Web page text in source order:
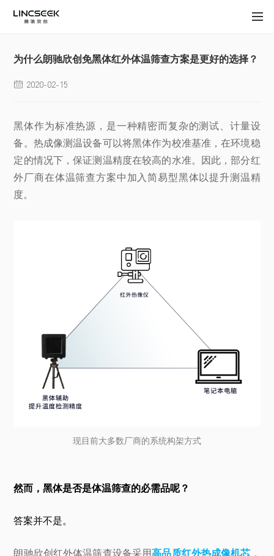
为什么朗驰欣创免黑体红外体温筛查方案是更好的选择？
 2020-02-15
黑体作为标准热源，是一种精密而复杂的测试、计量设
备。热成像测温设备可以将黑体作为校准基准，在环境稳
定的情况下，保证测温精度在较高的水准。因此，部分红
外厂商在体温筛查方案中加入简易型黑体以提升测温精
度。
现目前大多数厂商的系统构架方式
然而，黑体是否是体温筛查的必需品呢？
答案并不是。
朗驰欣创红外体温筛查设备采用高品质红外热成像机芯 ，